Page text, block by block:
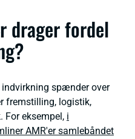
drager fordel
spænder over
fremstilling, logistik,
For eksempel, i
AMR'er samlebåndet